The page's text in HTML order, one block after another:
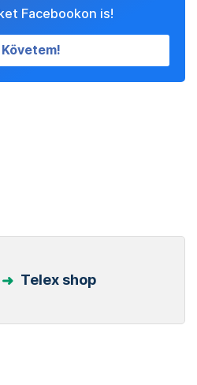
Facebookon is!
Követem!
Telex shop